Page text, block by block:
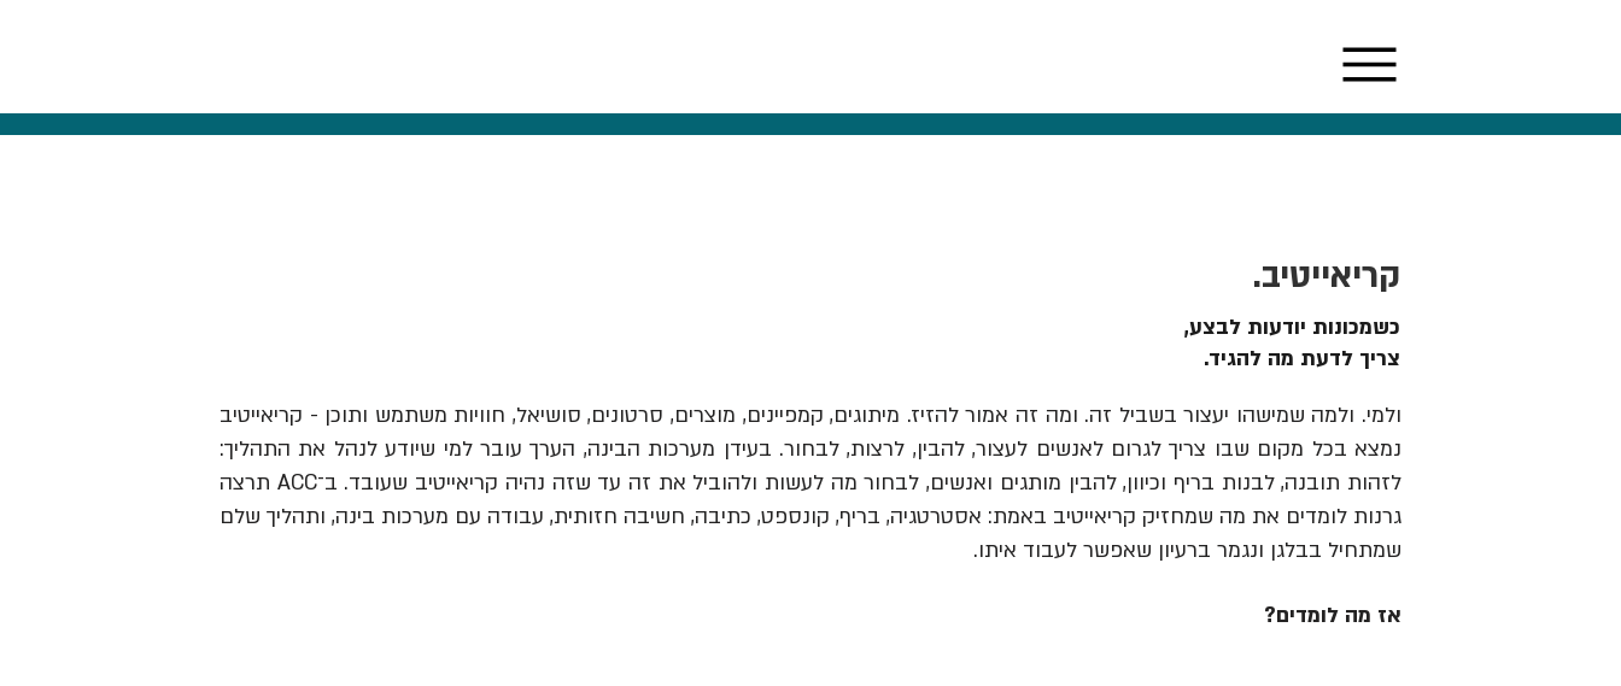
קריאייטיב.
כשמכונות יודעות לבצע,
צריך לדעת מה להגיד.
ולמי. ולמה שמישהו יעצור בשביל זה. ומה זה אמור להזיז. מיתוגים, קמפיינים, מוצרים, סרטונים, סושיאל, חוויות משתמש ותוכן - קריאייטיב
נמצא בכל מקום שבו צריך לגרום לאנשים לעצור, להבין, לרצות, לבחור. בעידן מערכות הבינה, הערך עובר למי שיודע לנהל את התהליך:
לזהות תובנה, לבנות בריף וכיוון, להבין מותגים ואנשים, לבחור מה לעשות ולהוביל את זה עד שזה נהיה קריאייטיב שעובד. ב־ACC תרצה
גרנות לומדים את מה שמחזיק קריאייטיב באמת: אסטרטגיה, בריף, קונספט, כתיבה, חשיבה חזותית, עבודה עם מערכות בינה, ותהליך שלם
שמתחיל בבלגן ונגמר ברעיון שאפשר לעבוד איתו.
אז מה לומדים?